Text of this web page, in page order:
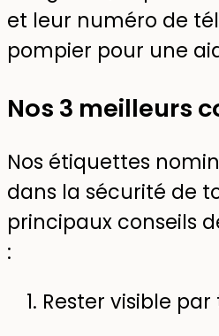
et leur numéro de
pompier pour une
Nos 3 meilleurs
Nos étiquettes
dans la sécurité de
principaux conseils
:
Rester visible